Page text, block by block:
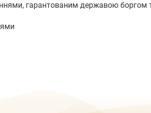
гарантованим державою боргом